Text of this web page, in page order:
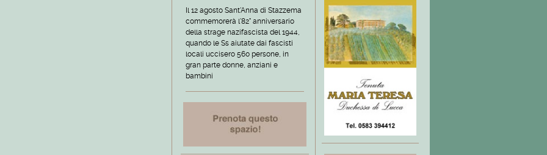
Il 12 agosto Sant'Anna di Stazzema
commemorerà l'82° anniversario
della strage nazifascista del 1944,
quando le Ss aiutate dai fascisti
locali uccisero 560 persone, in
gran parte donne, anziani e
bambini